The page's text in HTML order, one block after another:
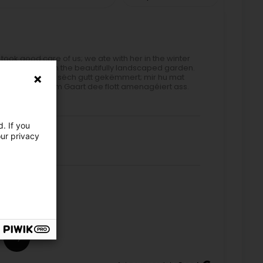
good care of us; we ate with her in the winter
took a stroll in the beautifully landscaped garden.
d'Personal sëch gutt gekëmmert; mir hu mat
am Gaart dee flott amenagéiert ass.
à nouveau.
If you
privacy